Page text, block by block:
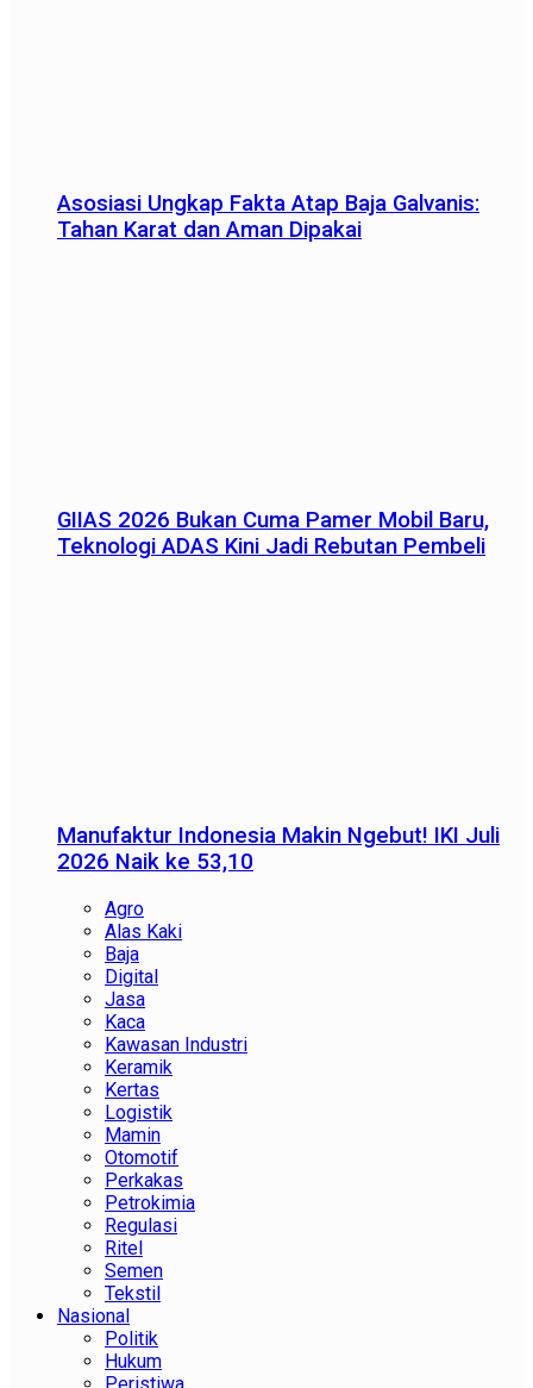
Asosiasi Ungkap Fakta Atap Baja Galvanis:
Tahan Karat dan Aman Dipakai
GIIAS 2026 Bukan Cuma Pamer Mobil Baru,
Teknologi ADAS Kini Jadi Rebutan Pembeli
Manufaktur Indonesia Makin Ngebut! IKI Juli
2026 Naik ke 53,10
Agro
Alas Kaki
Baja
Digital
Jasa
Kaca
Kawasan Industri
Keramik
Kertas
Logistik
Mamin
Otomotif
Perkakas
Petrokimia
Regulasi
Ritel
Semen
Tekstil
Nasional
Politik
Hukum